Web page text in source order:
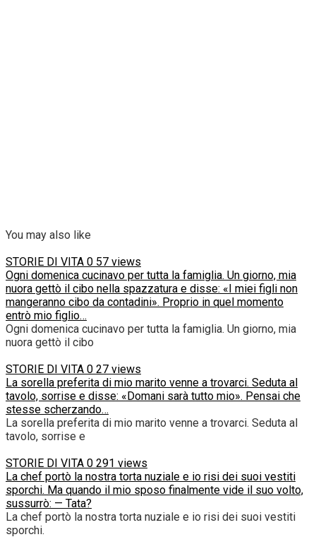
You may also like
STORIE DI VITA 0 57 views
Ogni domenica cucinavo per tutta la famiglia. Un giorno, mia
nuora gettò il cibo nella spazzatura e disse: «I miei figli non
mangeranno cibo da contadini». Proprio in quel momento
entrò mio figlio…
Ogni domenica cucinavo per tutta la famiglia. Un giorno, mia
nuora gettò il cibo
STORIE DI VITA 0 27 views
La sorella preferita di mio marito venne a trovarci. Seduta al
tavolo, sorrise e disse: «Domani sarà tutto mio». Pensai che
stesse scherzando…
La sorella preferita di mio marito venne a trovarci. Seduta al
tavolo, sorrise e
STORIE DI VITA 0 291 views
La chef portò la nostra torta nuziale e io risi dei suoi vestiti
sporchi. Ma quando il mio sposo finalmente vide il suo volto,
sussurrò: — Tata?
La chef portò la nostra torta nuziale e io risi dei suoi vestiti
sporchi.